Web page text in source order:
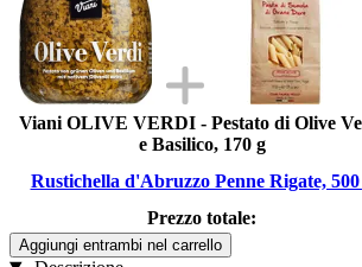
Viani OLIVE VERDI - Pestato di Olive
e Basilico, 170 g
Rustichella d'Abruzzo Penne Rigate, 500
Prezzo totale:
Aggiungi entrambi nel carrello